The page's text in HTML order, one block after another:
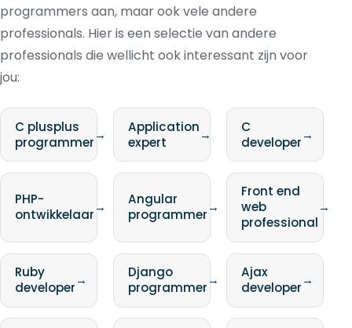
programmers aan, maar ook vele andere
professionals. Hier is een selectie van andere
professionals die wellicht ook interessant zijn voor
jou:
C plusplus
programmer→
Application
expert
→
C
developer→
PHP-
ontwikkelaar→
Angular
programmer→
Front end
web
professional
→
Ruby
developer→
Django
programmer→
Ajax
developer→